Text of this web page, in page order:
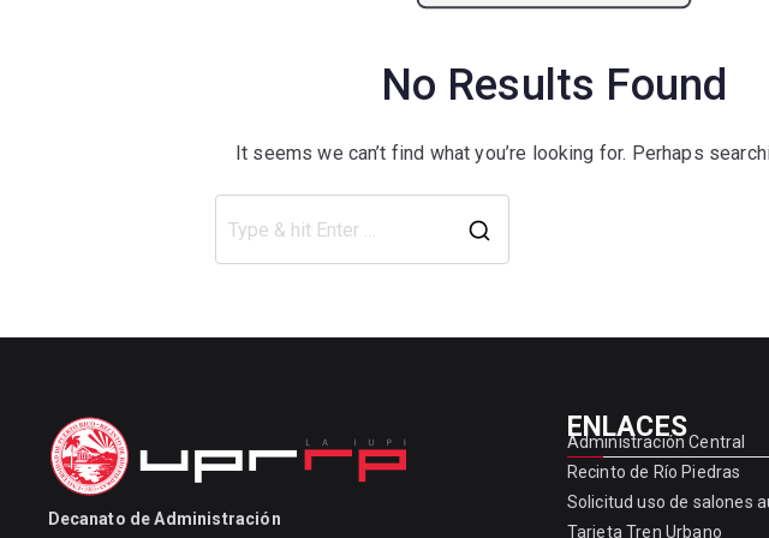
No Results Found
It seems we can’t find what you’re looking for. Perhaps
Decanato de Administración
ENLACES
Administración Central
Recinto de Río Piedras
Solicitud uso de salones
Tarjeta Tren Urbano